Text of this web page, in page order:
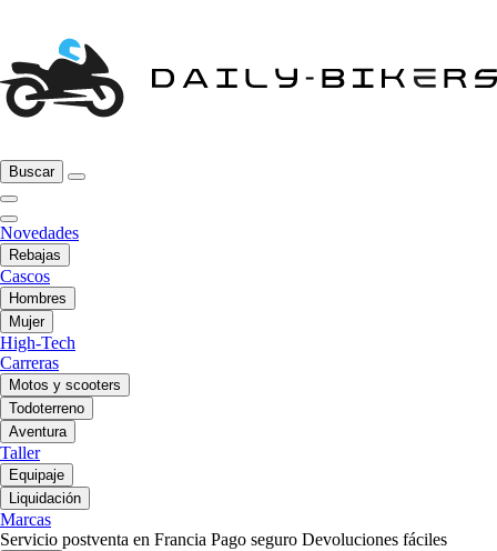
Buscar
Novedades
Rebajas
Cascos
Hombres
Mujer
High-Tech
Carreras
Motos y scooters
Todoterreno
Aventura
Taller
Equipaje
Liquidación
Marcas
Servicio postventa en Francia Pago seguro Devoluciones fáciles